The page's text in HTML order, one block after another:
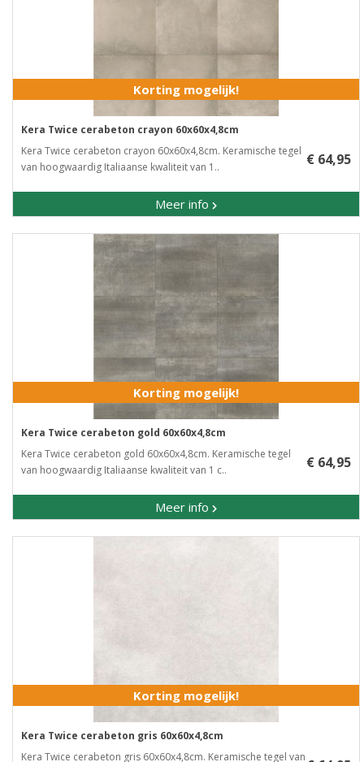
Korting mogelijk!
Kera Twice cerabeton crayon 60x60x4,8cm
Kera Twice cerabeton crayon 60x60x4,8cm. Keramische tegel
van hoogwaardig Italiaanse kwaliteit van 1..
Meer info
€ 64,95
Korting mogelijk!
Kera Twice cerabeton gold 60x60x4,8cm
Kera Twice cerabeton gold 60x60x4,8cm. Keramische tegel
van hoogwaardig Italiaanse kwaliteit van 1 c..
Meer info
€ 64,95
Korting mogelijk!
Kera Twice cerabeton gris 60x60x4,8cm
Kera Twice cerabeton gris 60x60x4,8cm. Keramische tegel van